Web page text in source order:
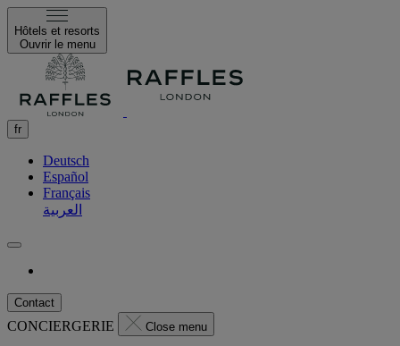
Hôtels et resorts
Ouvrir le menu
fr
Deutsch
Español
Français
العربية
Contact
CONCIERGERIE Close menu